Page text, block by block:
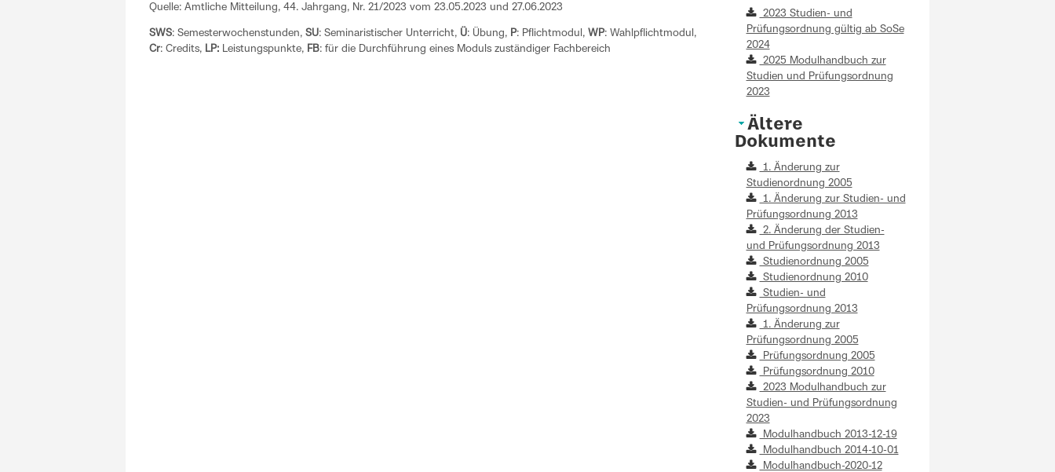
Quelle: Amtliche Mitteilung, 44. Jahrgang, Nr. 21/2023 vom 23.05.2023 und 27.06.2023
SWS: Semesterwochenstunden, SU: Seminaristischer Unterricht, Ü: Übung, P: Pflichtmodul, WP: Wahlpflichtmodul,
Cr: Credits, LP: Leistungspunkte, FB: für die Durchführung eines Moduls zuständiger Fachbereich
2023 Studien- und
Prüfungsordnung gültig ab SoSe
2024
2025 Modulhandbuch zur
Studien und Prüfungsordnung
2023
Ältere
Dokumente
1. Änderung zur
Studienordnung 2005
1. Änderung zur Studien- und
Prüfungsordnung 2013
2. Änderung der Studien-
und Prüfungsordnung 2013
Studienordnung 2005
Studienordnung 2010
Studien- und
Prüfungsordnung 2013
1. Änderung zur
Prüfungsordnung 2005
Prüfungsordnung 2005
Prüfungsordnung 2010
2023 Modulhandbuch zur
Studien- und Prüfungsordnung
2023
Modulhandbuch 2013-12-19
Modulhandbuch 2014-10-01
Modulhandbuch-2020-12